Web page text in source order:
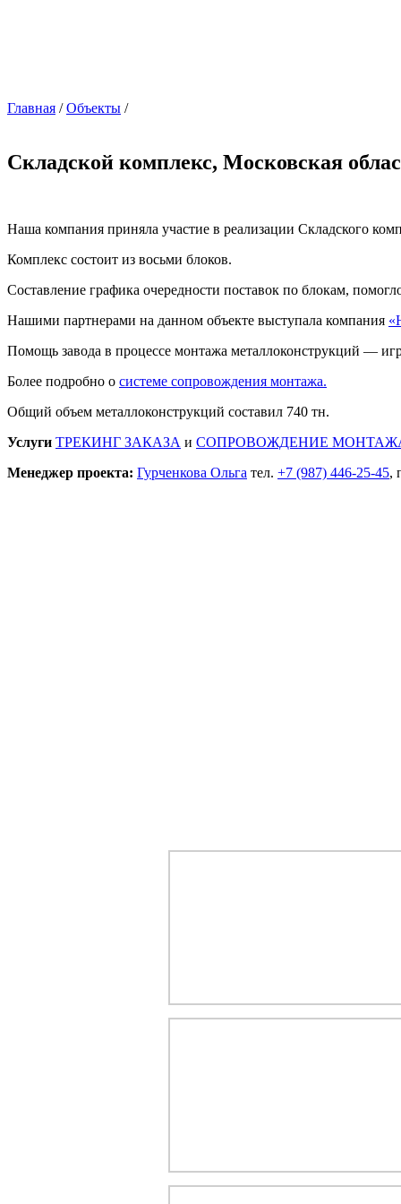
Главная /Объекты /
Складской комплекс, Московская
Наша компания приняла участие в реализации Складского
Комплекс состоит из восьми блоков.
Составление графика очередности поставок по блокам,
Нашими партнерами на данном объекте выступала компания
Помощь завода в процессе монтажа металлоконструкций —
Более подробно о системе сопровождения монтажа.
Общий объем металлоконструкций составил 740 тн.
Услуги ТРЕКИНГ ЗАКАЗА и СОПРОВОЖДЕНИЕ
Менеджер проекта: Гурченкова Ольга тел. +7 (987) 446-25-45,